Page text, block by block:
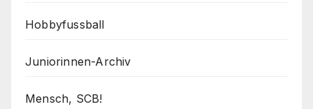
Hobbyfussball
Juniorinnen-Archiv
Mensch, SCB!